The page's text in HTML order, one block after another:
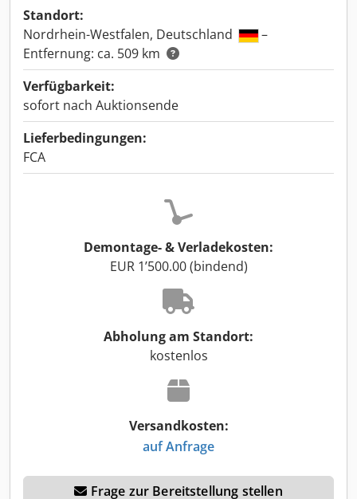
Standort:
Nordrhein-Westfalen, Deutschland
–
Entfernung: ca. 509 km
Verfügbarkeit:
sofort nach Auktionsende
Lieferbedingungen:
FCA
Demontage- & Verladekosten:
EUR 1’500.00 (bindend)
Abholung am Standort:
kostenlos
Versandkosten:
auf Anfrage
Frage zur Bereitstellung stellen